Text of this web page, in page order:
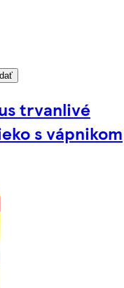
trvanlivé
s vápnikom